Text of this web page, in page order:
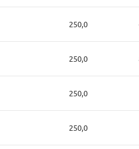
250,0
250,0
250,0
250,0